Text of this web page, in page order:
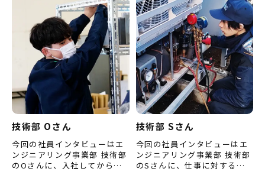
技術部 Oさん
今回の社員インタビューはエ
ンジニアリング事業部 技術部
のOさんに、入社してからこ
技術部 Sさん
今回の社員インタビューはエ
ンジニアリング事業部 技術部
のSさんに、仕事に対する思